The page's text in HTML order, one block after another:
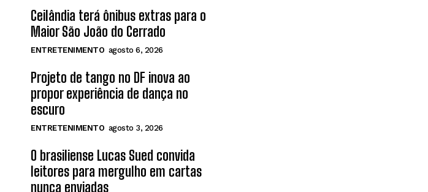
Ceilândia terá ônibus extras para o
Maior São João do Cerrado
ENTRETENIMENTO agosto 6, 2026
Projeto de tango no DF inova ao
propor experiência de dança no
escuro
ENTRETENIMENTO agosto 3, 2026
O brasiliense Lucas Sued convida
leitores para mergulho em cartas
nunca enviadas